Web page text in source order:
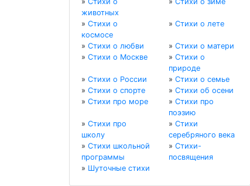
животных
» Стихи о
космосе
» Стихи о лете
» Стихи о любви » Стихи о матери
» Стихи о Москве » Стихи о
природе
» Стихи о России » Стихи о семье
» Стихи о спорте » Стихи об осени
» Стихи про море » Стихи про
поэзию
» Стихи про
школу
» Стихи
серебряного века
» Стихи школьной
программы
» Стихи-
посвящения
» Шуточные стихи